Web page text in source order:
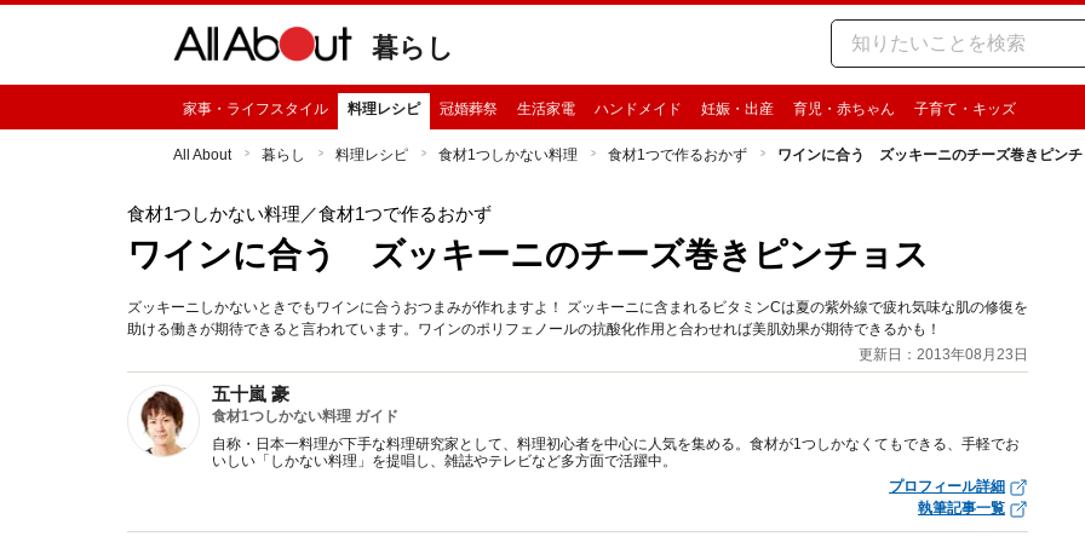
暮らし
家事・ライフスタイル 料理レシピ 冠婚葬祭 生活家電 ハンドメイド 妊娠・出産 育児・赤ちゃん 子育て・キッズ
All About 暮らし 料理レシピ 食材1つしかない料理 食材1つで作るおかず ワインに合う ズッキーニのチーズ巻きピンチ
食材1つしかない料理 ／食材1つで作るおかず
ワインに合う ズッキーニのチーズ巻きピンチョス
ズッキーニしかないときでもワインに合うおつまみが作れますよ！ ズッキーニに含まれるビタミンCは夏の紫外線で疲れ気味な肌の修復を
助ける働きが期待できると言われています。ワインのポリフェノールの抗酸化作用と合わせれば美肌効果が期待できるかも！
更新日：2013年08月23日
五十嵐 豪
食材1つしかない料理 ガイド
自称・日本一料理が下手な料理研究家として、料理初心者を中心に人気を集める。食材が1つしかなくてもできる、手軽でお
いしい「しかない料理」を提唱し、雑誌やテレビなど多方面で活躍中。
プロフィール詳細
執筆記事一覧